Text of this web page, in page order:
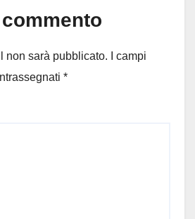
non sarà pubblicato.
I campi
*